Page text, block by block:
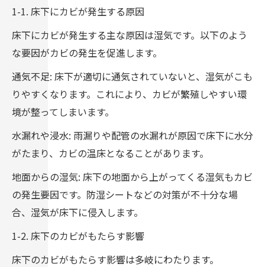
1-1. 床下にカビが発生する原因
床下にカビが発生する主な原因は湿気です。以下のよう
な要因がカビの発生を促進します。
通気不足: 床下が適切に通気されていないと、湿気がこも
りやすくなります。これにより、カビが繁殖しやすい環
境が整ってしまいます。
水漏れや浸水: 雨漏りや配管の水漏れが原因で床下に水分
がたまり、カビの温床となることがあります。
地面からの湿気: 床下の地面から上がってくる湿気もカビ
の発生要因です。防湿シートなどの対策が不十分な場
合、湿気が床下に侵入します。
1-2. 床下のカビがもたらす影響
床下のカビがもたらす影響は多岐にわたります。